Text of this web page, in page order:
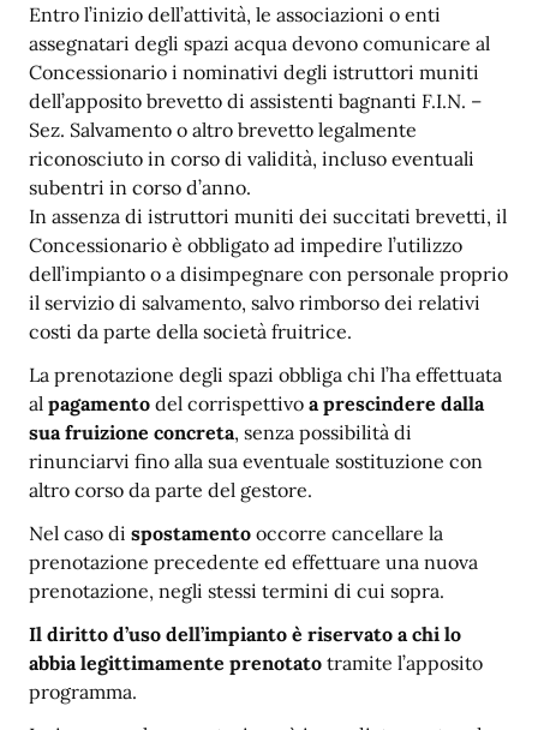
Entro l’inizio dell’attività, le associazioni o enti
assegnatari degli spazi acqua devono comunicare al
Concessionario i nominativi degli istruttori muniti
dell’apposito brevetto di assistenti bagnanti F.I.N. –
Sez. Salvamento o altro brevetto legalmente
riconosciuto in corso di validità, incluso eventuali
subentri in corso d’anno.
In assenza di istruttori muniti dei succitati brevetti, il
Concessionario è obbligato ad impedire l’utilizzo
dell’impianto o a disimpegnare con personale proprio
il servizio di salvamento, salvo rimborso dei relativi
costi da parte della società fruitrice.
La prenotazione degli spazi obbliga chi l’ha effettuata
al pagamento del corrispettivo a prescindere dalla
sua fruizione concreta, senza possibilità di
rinunciarvi fino alla sua eventuale sostituzione con
altro corso da parte del gestore.
Nel caso di spostamento occorre cancellare la
prenotazione precedente ed effettuare una nuova
prenotazione, negli stessi termini di cui sopra.
Il diritto d’uso dell’impianto è riservato a chi lo
abbia legittimamente prenotato tramite l’apposito
programma.